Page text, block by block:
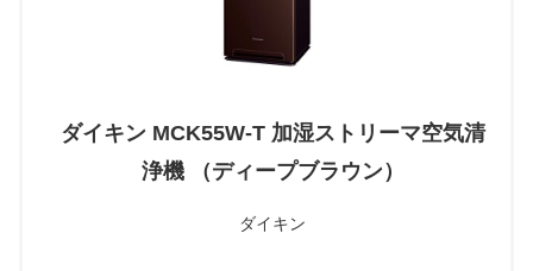
ダイキン MCK55W-T 加湿ストリーマ空気清
浄機 （ディープブラウン）
ダイキン